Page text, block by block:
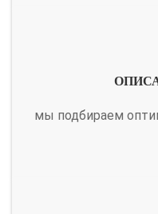
мы подбираем